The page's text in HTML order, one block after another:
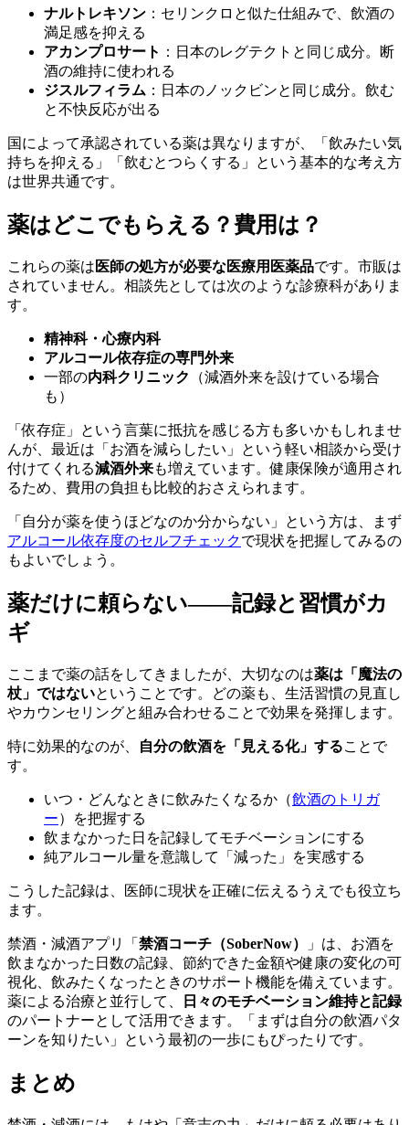
ナルトレキソン ：セリンクロと似た仕組みで、飲酒の
満足感を抑える
アカンプロサート ：日本のレグテクトと同じ成分。断
酒の維持に使われる
ジスルフィラム ：日本のノックビンと同じ成分。飲む
と不快反応が出る
国によって承認されている薬は異なりますが、「飲みたい気
持ちを抑える」「飲むとつらくする」という基本的な考え方
は世界共通です。
薬はどこでもらえる？費用は？
これらの薬は 医師の処方が必要な医療用医薬品です。市販は
されていません。相談先としては次のような診療科がありま
す。
精神科・心療内科
アルコール依存症の専門外来
一部の内科クリニック
（減酒外来を設けている場合
も）
「依存症」という言葉に抵抗を感じる方も多いかもしれませ
んが、最近は「お酒を減らしたい」という軽い相談から受け
付けてくれる減酒外来も増えています。健康保険が適用され
るため、費用の負担も比較的おさえられます。
「自分が薬を使うほどなのか分からない」という方は、まず
アルコール依存度のセルフチェックで現状を把握してみるの
もよいでしょう。
薬だけに頼らない——記録と習慣がカ
ギ
ここまで薬の話をしてきましたが、大切なのは薬は「魔法の
杖」ではないということです。どの薬も、生活習慣の見直し
やカウンセリングと組み合わせることで効果を発揮します。
特に効果的なのが、 自分の飲酒を「見える化」することで
す。
いつ・どんなときに飲みたくなるか（飲酒のトリガ
ー）を把握する
飲まなかった日を記録してモチベーションにする
純アルコール量を意識して「減った」を実感する
こうした記録は、医師に現状を正確に伝えるうえでも役立ち
ます。
禁酒・減酒アプリ「 禁酒コーチ（SoberNow）
」は、お酒を
飲まなかった日数の記録、節約できた金額や健康の変化の可
視化、飲みたくなったときのサポート機能を備えています。
薬による治療と並行して、
日々のモチベーション維持と記録
のパートナーとして活用できます。「まずは自分の飲酒パタ
ーンを知りたい」という最初の一歩にもぴったりです。
まとめ